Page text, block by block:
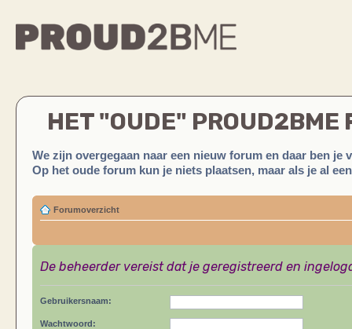
HET "OUDE" PROUD2BME
We zijn overgegaan naar een nieuw forum en daar ben je
Op het oude forum kun je niets plaatsen, maar als je al
Forumoverzicht
De beheerder vereist dat je geregistreerd en
Gebruikersnaam:
Wachtwoord: